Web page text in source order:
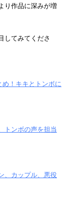
り作品に深みが増
してみてくださ
め！キキとトンボに
トンボの声を担当
、カップル、悪役